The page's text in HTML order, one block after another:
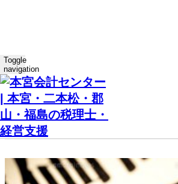
Toggle
navigation
2026.4.10 実践経営情報 NEWSWAVE
「強い経済」総合経済対策を閣議決定物価
援が柱に…